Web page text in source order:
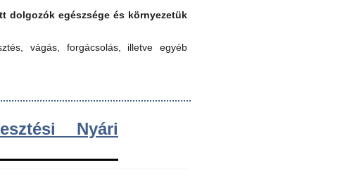
dolgozók egészsége és környezetük
vágás, forgácsolás, illetve egyéb
Nyári